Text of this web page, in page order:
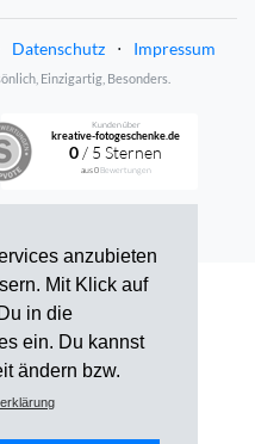
anzubieten
Mit Klick auf
in die
ein. Du kannst
ändern bzw.
Datenschutz ⋅ Impressum
Einzigartig, Besonders.
Kunden über
kreative-fotogeschenke.de
0 / 5 Sternen
aus0Bewertungen